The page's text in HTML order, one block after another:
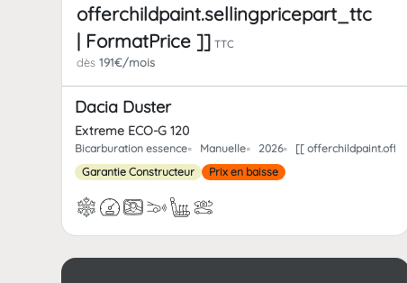
offerchildpaint.sellingpricepart_ttc
| FormatPrice ]] TTC
dès 191€/mois
Dacia Duster
Extreme ECO-G 120
Bicarburation essence Manuelle 2026
[[
Garantie Constructeur
Prix en baisse